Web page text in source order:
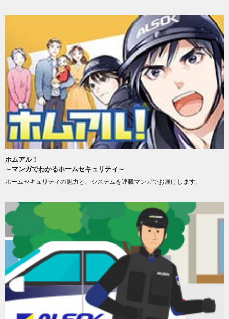
ホムアル！
～マンガでわかるホームセキュリティ～
ホームセキュリティの魅力と、システムを連載マンガでお届けします。